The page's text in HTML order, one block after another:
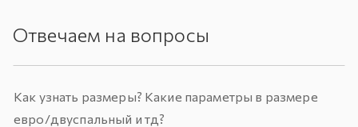
Отвечаем на вопросы
Как узнать размеры? Какие параметры в размере
евро/двуспальный и тд?